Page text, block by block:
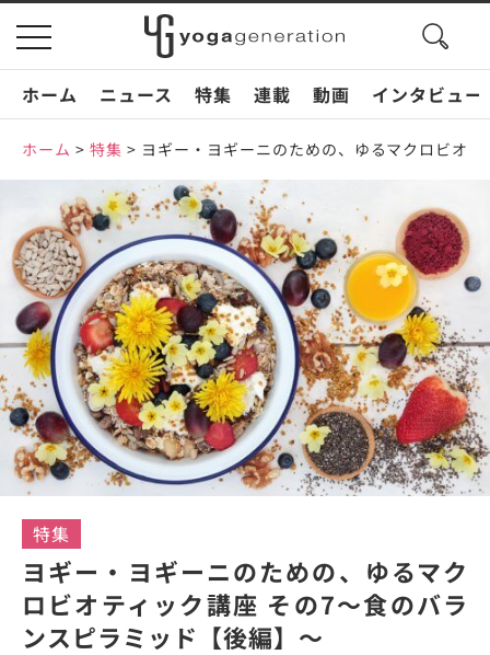
toggle
navigation
search
ホーム
ニュース 特集 連載 動画 インタビュー
ホーム > 特集 > ヨギー・ヨギーニのための、ゆるマクロビオ
特集
ヨギー・ヨギーニのための、ゆるマク
ロビオティック講座 その7～食のバラ
ンスピラミッド【後編】～